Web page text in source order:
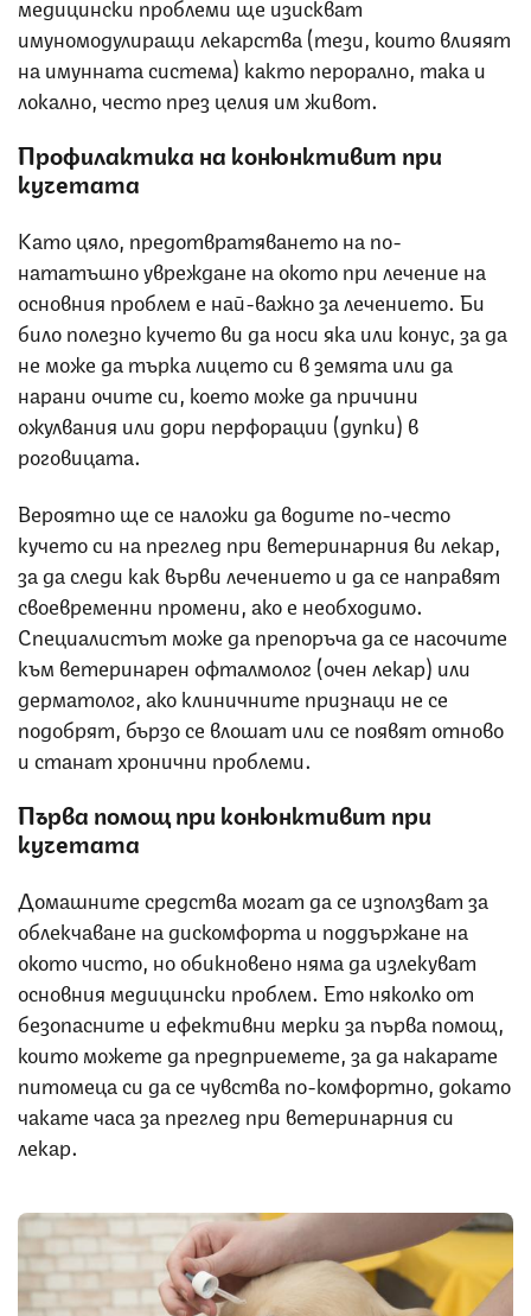
медицински проблеми ще изискват
имуномодулиращи лекарства (тези, които влияят
на имунната система) както перорално, така и
локално, често през целия им живот.
Профилактика на конюнктивит при
кучетата
Като цяло, предотвратяването на по-
нататъшно увреждане на окото при лечение на
основния проблем е най-важно за лечението. Би
било полезно кучето ви да носи яка или конус, за да
не може да търка лицето си в земята или да
нарани очите си, което може да причини
ожулвания или дори перфорации (дупки) в
роговицата.
Вероятно ще се наложи да водите по-често
кучето си на преглед при ветеринарния ви лекар,
за да следи как върви лечението и да се направят
своевременни промени, ако е необходимо.
Специалистът може да препоръча да се насочите
към ветеринарен офталмолог (очен лекар) или
дерматолог, ако клиничните признаци не се
подобрят, бързо се влошат или се появят отново
и станат хронични проблеми.
Първа помощ при конюнктивит при
кучетата
Домашните средства могат да се използват за
облекчаване на дискомфорта и поддържане на
окото чисто, но обикновено няма да излекуват
основния медицински проблем. Ето няколко от
безопасните и ефективни мерки за първа помощ,
които можете да предприемете, за да накарате
питомеца си да се чувства по-комфортно, докато
чакате часа за преглед при ветеринарния си
лекар.